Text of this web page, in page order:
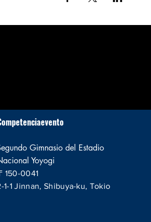
evento
Gimnasio del Estadio
Yoyogi
150-0041
1-1 Jinnan, Shibuya-ku, Tokio